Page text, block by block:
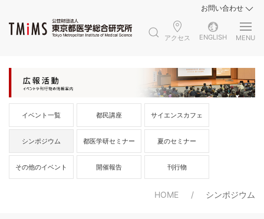
お問い合わせ
アクセス ENGLISH MENU
イベント一覧 都民講座 サイエンスカフェ
シンポジウム 都医学研セミナー 夏のセミナー
その他のイベント 開催報告 刊行物
HOME シンポジウム